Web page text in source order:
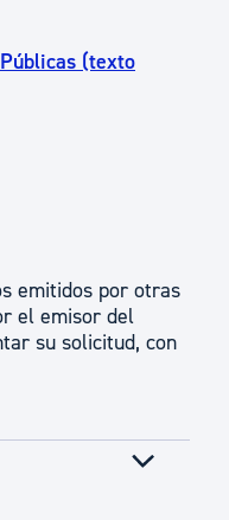
(texto
emitidos por otras
el emisor del
su solicitud, con